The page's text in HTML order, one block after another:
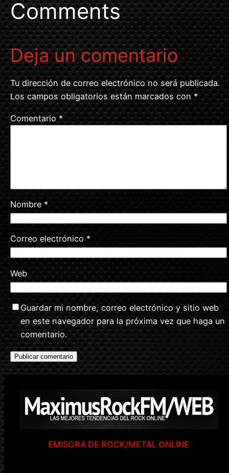
Comments
Deja un comentario
Tu dirección de correo electrónico no será publicada.
Los campos obligatorios están marcados con *
Comentario *
Nombre *
Correo electrónico *
Web
Guardar mi nombre, correo electrónico y sitio web
en este navegador para la próxima vez que haga un
comentario.
EMISORA DE ROCK/METAL ONLINE